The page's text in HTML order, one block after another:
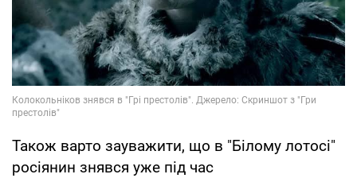
Також варто зауважити, що в "Білому лотосі"
росіянин знявся уже під час